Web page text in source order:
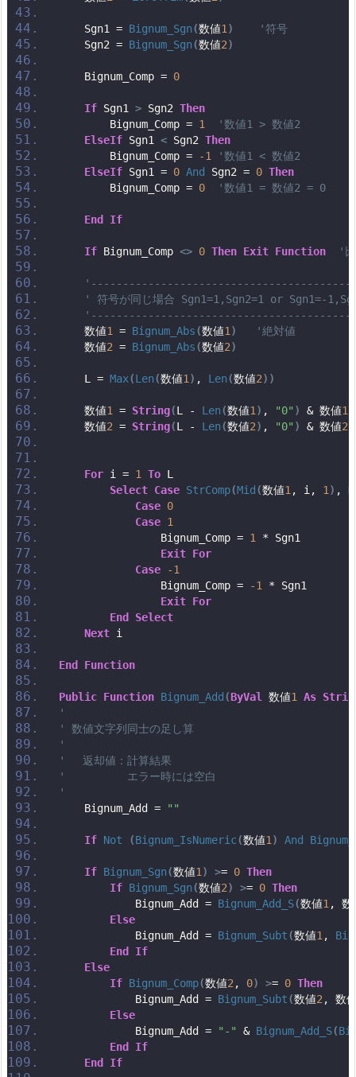
    Sgn1 =
Bignum_Sgn(数値1 )
'符号
    Sgn2 =
Bignum_Sgn(数値2)
    Bignum_Comp =
0
If Sgn1 > Sgn2 Then
        Bignum_Comp =
1
'数値1 > 数値2
ElseIf Sgn1 < Sgn2 Then
        Bignum_Comp =
-1
'数値1 < 数値2
ElseIf Sgn1 = 0 And Sgn2 = 0 Then
        Bignum_Comp =
0 '数値1 = 数値2 = 0
End If
If Bignum_Comp <> 0 Then Exit Function '
' 符号が同じ場合 Sgn1=1,Sgn2=1 or Sgn1=-
    数値
1 = Bignum_Abs(数値1 )
'絶対値
    数値
2 = Bignum_Abs(数値2)
    L =
Max(Len(数値1 ) , Len(数値2))
    数値
1 = String(L - Len(数値1 ) , "0" ) & 数値1
    数値
2 = String(L - Len(数値2) , "0" ) & 数値2
For i = 1 To L
Select Case StrComp(Mid (数値1 , i, 1 ) ,
Case 0
Case 1
                Bignum_Comp =
1
* Sgn1
Exit For
Case
-1
                Bignum_Comp =
-1
* Sgn1
Exit For
End
Select
Next i
End Function
Public Function Bignum_Add (ByVal 数値1 As
'
' 数値文字列同士の足し算
'
' 　返却値：計算結果
' 　　　　　エラー時には空白
'
    Bignum_Add =
""
If Not (Bignum_IsNumeric(数値1 ) And
If Bignum_Sgn(数値1 ) >= 0 Then
If Bignum_Sgn(数値2) >= 0 Then
            Bignum_Add =
Bignum_Add_S(数値1 , 数
Else
            Bignum_Add =
Bignum_Subt(数値1 ,
End
If
Else
If Bignum_Comp(数値2 , 0) >= 0 Then
            Bignum_Add =
Bignum_Subt(数値2 , 数
Else
            Bignum_Add =
"-" & Bignum_Add_S(
End
If
End
If